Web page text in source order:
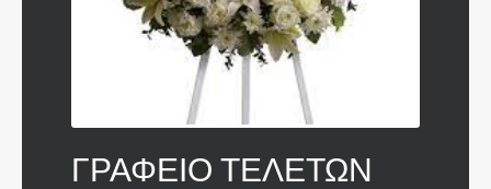
ΓΡΑΦΕΙΟ ΤΕΛΕΤΩΝ